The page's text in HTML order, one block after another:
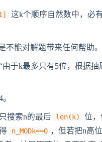
这k个顺序自然数中，必
不能对解题带来任何帮助。
于k最多只有5位，根据
搜索n的最后 len(k)
位
n_MODk==0 ，但若把n高